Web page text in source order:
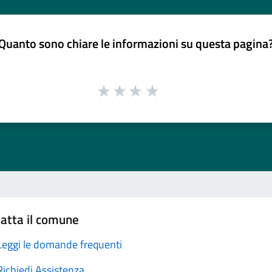
sono chiare le informazioni su questa
il comune
le domande frequenti